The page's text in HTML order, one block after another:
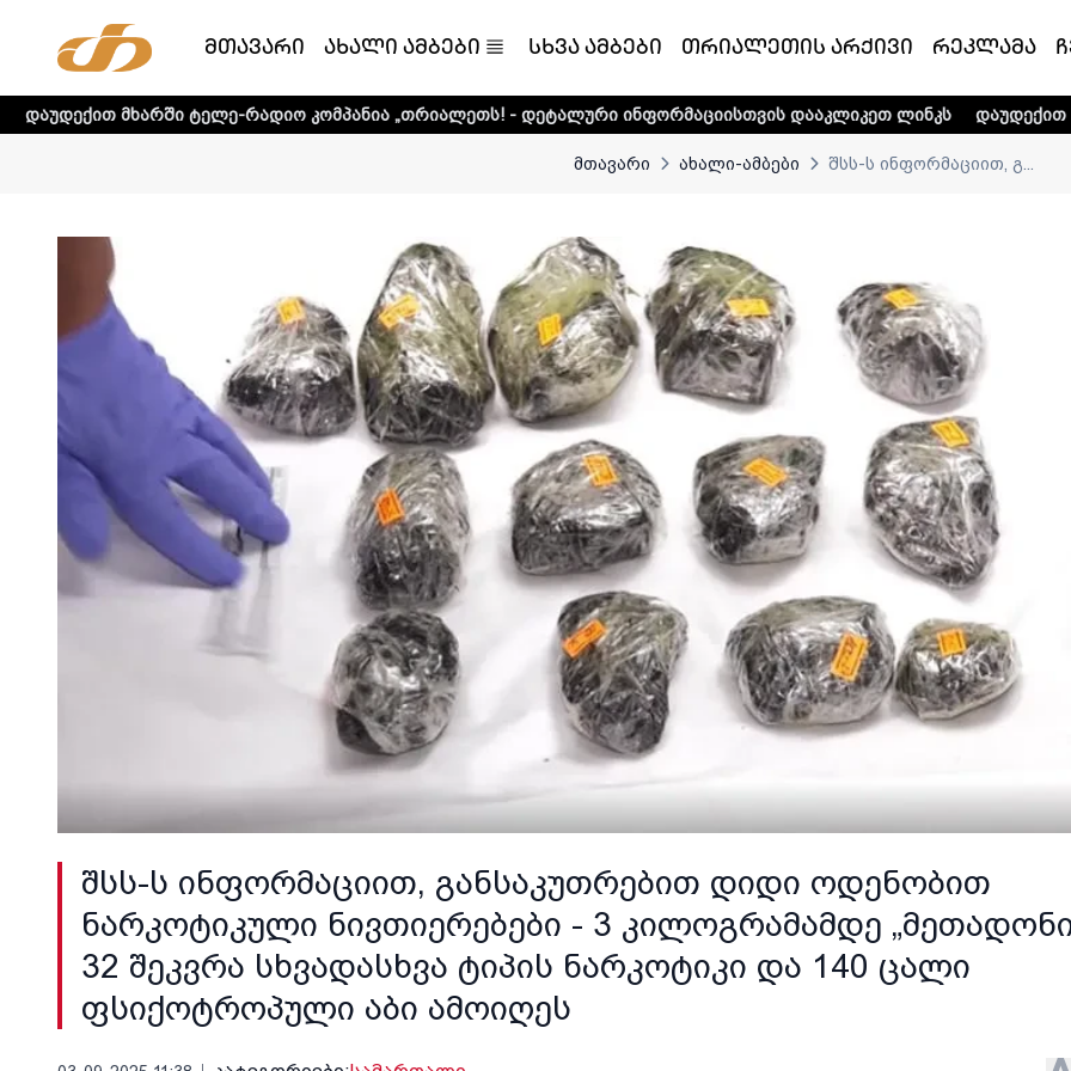
მთავარი ახალი ამბები სხვა ამბები თრიალეთის არქივი რეკლამა
ტელე-რადიო კომპანია „თრიალეთს! - დეტალური ინფორმაციისთვის დააკლიკეთ ლინკს დაუდექით მხარში ტელე-
მთავარი ახალი-ამბები შსს-ს ინფორმაციით, გ...
შსს-ს ინფორმაციით, განსაკუთრებით დიდი ოდენობით
ნარკოტიკული ნივთიერებები - 3 კილოგრამამდე
32 შეკვრა სხვადასხვა ტიპის ნარკოტიკი და 140 ცალი
ფსიქოტროპული აბი ამოიღეს